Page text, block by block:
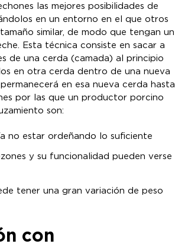
las mejores posibilidades de
en un entorno en el que otros
similar, de modo que tengan un
Esta técnica consiste en sacar a
de una cerda (camada) al principio
en otra cerda dentro de una nueva
en esa nueva cerda hasta
por las que un productor porcino
son:
no estar ordeñando lo suficiente
y su funcionalidad pueden verse
tener una gran variación de peso
con